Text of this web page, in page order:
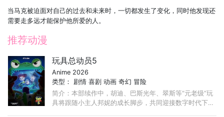
当马克被迫面对自己的过去和未来时，一切都发生了变化，同时他发现还
需要走多远才能保护他所爱的人。
推荐动漫
玩具总动员5
Anime 2026
类型： 剧情 喜剧 动画 奇幻 冒险
简介：本部续作中，胡迪、巴斯光年、翠斯等“元老级”玩
具将跟随小主人邦妮的成长脚步，共同迎接数字时代下的